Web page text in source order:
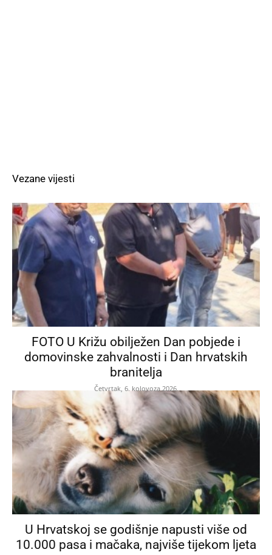
Vezane vijesti
FOTO U Križu obilježen Dan pobjede i
domovinske zahvalnosti i Dan hrvatskih
branitelja
Četvrtak, 6. kolovoza 2026.
U Hrvatskoj se godišnje napusti više od
10.000 pasa i mačaka, najviše tijekom ljeta